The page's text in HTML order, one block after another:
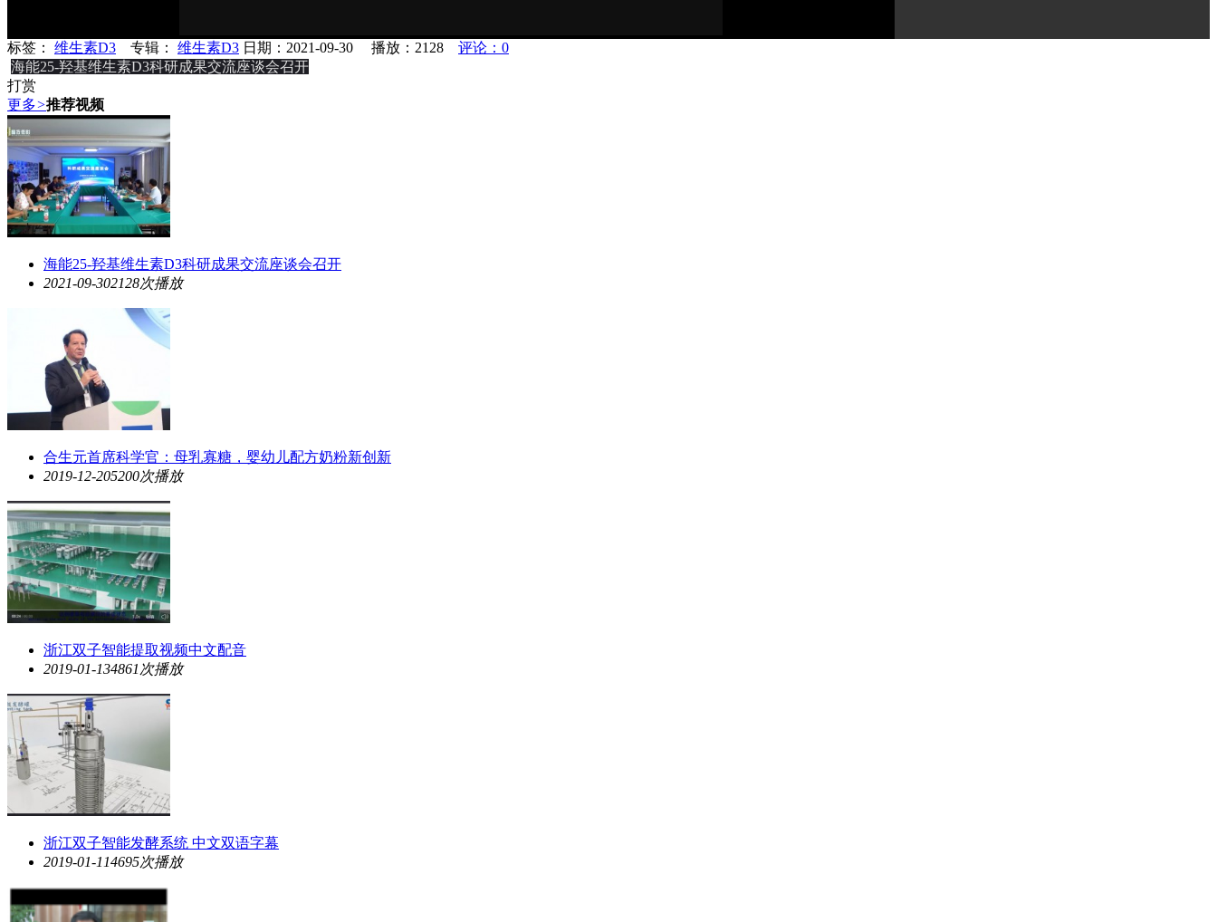
标签： 维生素D3 专辑： 维生素D3 日期：2021-09-30 播放： 2128
评论：0
海能25-羟基维生素D3科研成果交流座谈会召开
打赏
更多>推荐视频
海能25-羟基维生素D3科研成果交流座谈会召开
2021-09-302128次播放
合生元首席科学官：母乳寡糖，婴幼儿配方奶粉新创新
2019-12-205200次播放
浙江双子智能提取视频中文配音
2019-01-134861次播放
浙江双子智能发酵系统 中文双语字幕
2019-01-114695次播放